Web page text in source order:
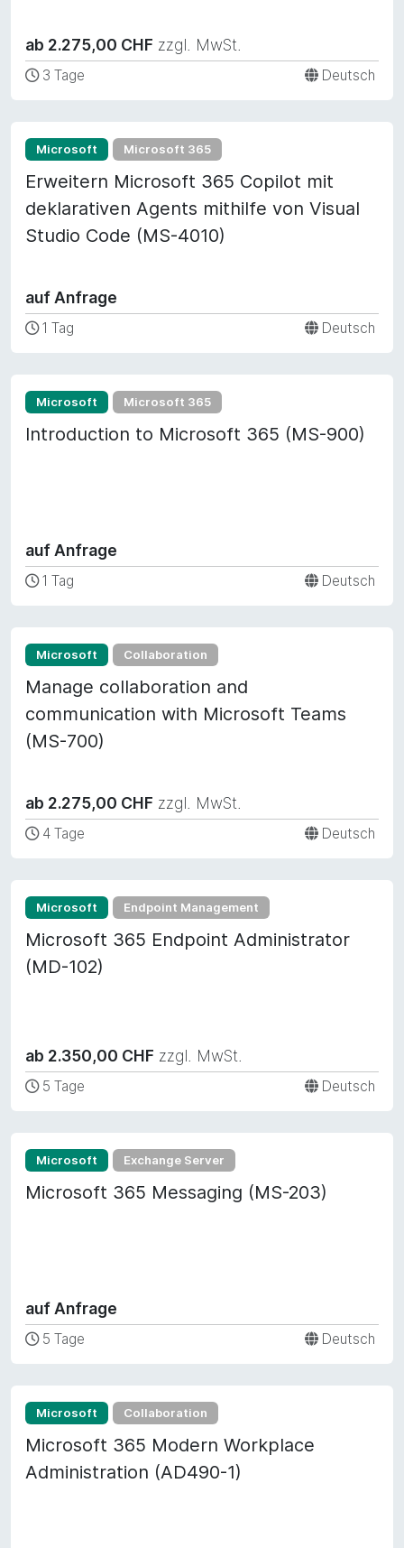
ab 2.275,00 CHF zzgl. MwSt.
3 Tage Deutsch
Microsoft Microsoft 365
Erweitern Microsoft 365 Copilot mit
deklarativen Agents mithilfe von Visual
Studio Code (MS-4010)
auf Anfrage
1 Tag Deutsch
Microsoft Microsoft 365
Introduction to Microsoft 365 (MS-900)
auf Anfrage
1 Tag Deutsch
Microsoft Collaboration
Manage collaboration and
communication with Microsoft Teams
(MS-700)
ab 2.275,00 CHF zzgl. MwSt.
4 Tage Deutsch
Microsoft Endpoint Management
Microsoft 365 Endpoint Administrator
(MD-102)
ab 2.350,00 CHF zzgl. MwSt.
5 Tage Deutsch
Microsoft Exchange Server
Microsoft 365 Messaging (MS-203)
auf Anfrage
5 Tage Deutsch
Microsoft Collaboration
Microsoft 365 Modern Workplace
Administration (AD490-1)